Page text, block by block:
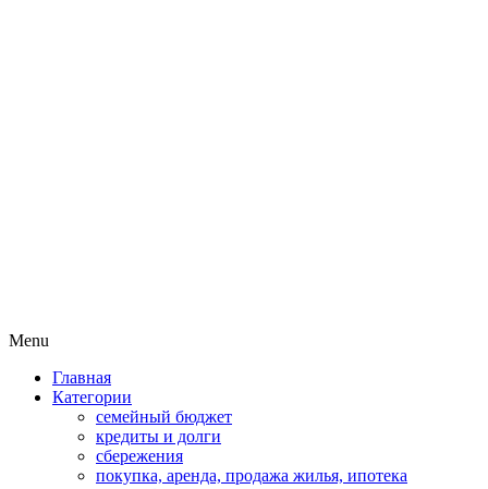
Menu
content
Главная
Категории
семейный бюджет
кредиты и долги
сбережения
покупка, аренда, продажа жилья, ипотека